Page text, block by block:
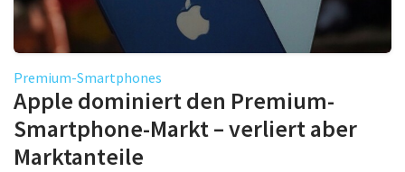
Premium-Smartphones
Apple dominiert den Premium-
Smartphone-Markt – verliert aber
Marktanteile